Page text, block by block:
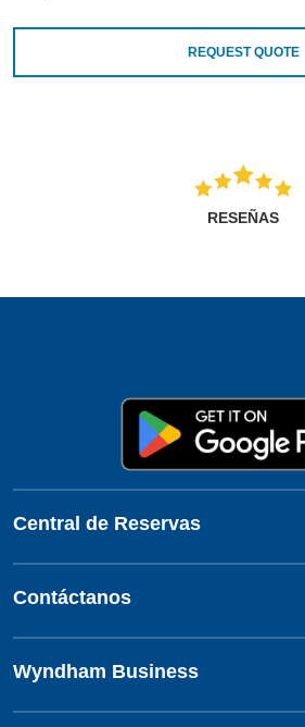
REQUEST QUOTE
RESEÑAS
Central de Reservas
Contáctanos
Wyndham Business